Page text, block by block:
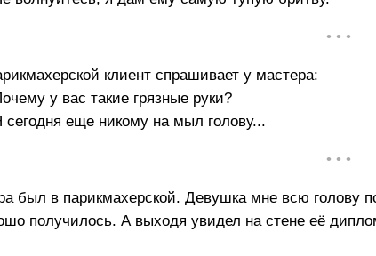
• • •
клиент спрашивает у мастера:
у вас такие грязные руки?
еще никому на мыл голову...
• • •
был в парикмахерской. Девушка мне всю голову
получилось. А выходя увидел на стене её